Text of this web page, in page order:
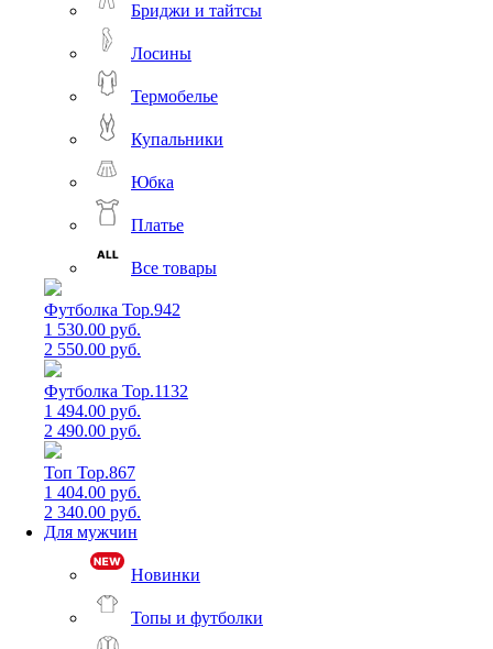
Бриджи и тайтсы
Лосины
Термобелье
Купальники
Юбка
Платье
Все товары
Футболка Top.942
1 530.00 руб.
2 550.00 руб.
Футболка Top.1132
1 494.00 руб.
2 490.00 руб.
Топ Top.867
1 404.00 руб.
2 340.00 руб.
Для мужчин
Новинки
Топы и футболки